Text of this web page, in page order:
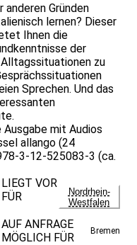
Gründen
lernen? Dieser
Ihnen die
der
zu
Sprechen. Und das
mit Audios
allango (24
3-12-525083-3 (ca.
LIEGT VOR
FÜR
Nordrhein-
Westfalen
AUF ANFRAGE
MÖGLICH FÜR
Bremen